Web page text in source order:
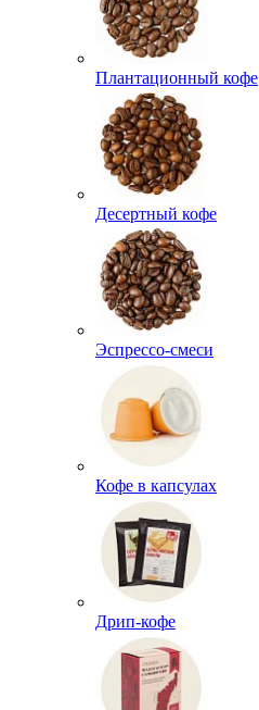
Плантационный кофе
Десертный кофе
Эспрессо-смеси
Кофе в капсулах
Дрип-кофе